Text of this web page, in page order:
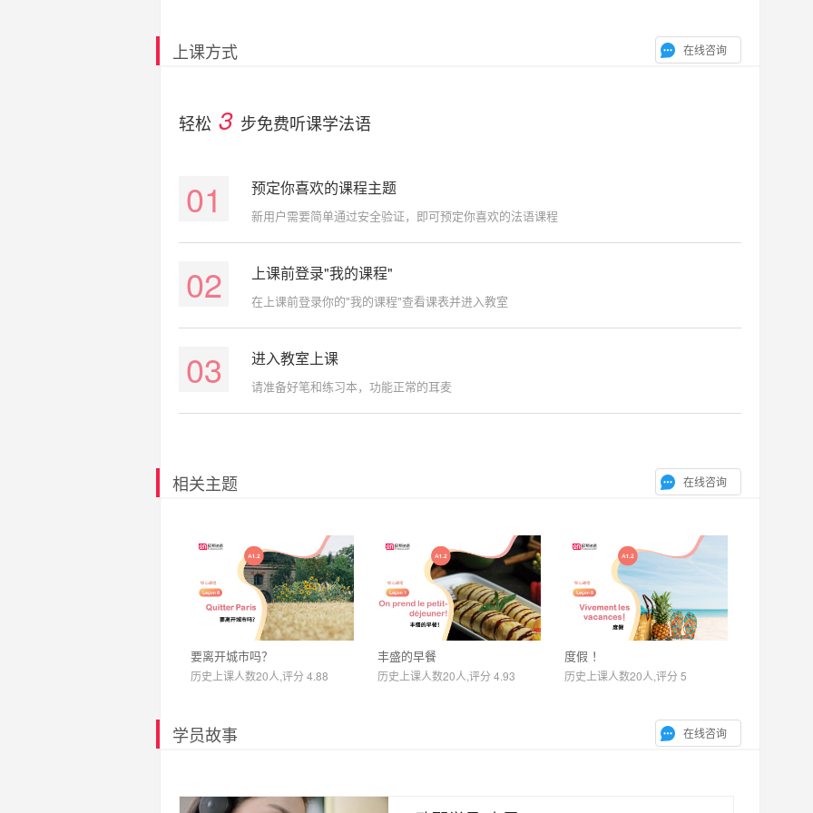
上课方式 在线咨询
轻松 3 步免费听课学法语
01 预定你喜欢的课程主题
新用户需要简单通过安全验证，即可预定你喜欢的法语课程
02 上课前登录"我的课程"
在上课前登录你的"我的课程"查看课表并进入教室
03 进入教室上课
请准备好笔和练习本，功能正常的耳麦
相关主题 在线咨询
要离开城市吗？
历史上课人数20人,评分 4.88
丰盛的早餐
历史上课人数20人,评分 4.93
度假 ！
历史上课人数20人,评分 5
学员故事 在线咨询